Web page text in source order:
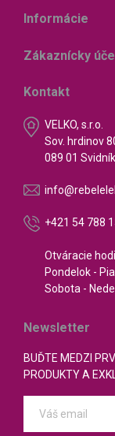
Informácie
Zákaznícky
Kontakt
VELKO, s.r.o.
Sov. hrdinov
089 01 Svidník
+421 54 788
Otváracie
Pondelok -
Sobota -
Newsletter
BUĎTE MEDZI
PRODUKTY A